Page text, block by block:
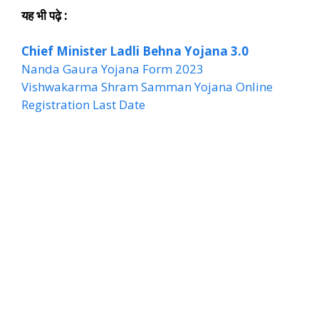
यह भी पढ़े :
Chief Minister Ladli Behna Yojana 3.0
Nanda Gaura Yojana Form 2023
Vishwakarma Shram Samman Yojana Online
Registration Last Date